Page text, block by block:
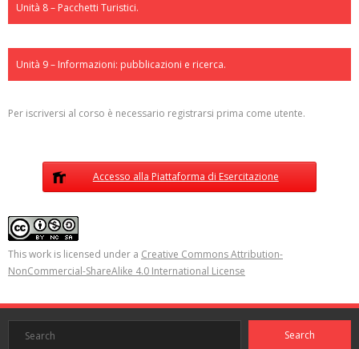
Unità 8 – Pacchetti Turistici.
Unità 9 – Informazioni: pubblicazioni e ricerca.
Per iscriversi al corso è necessario registrarsi prima come utente.
Accesso alla Piattaforma di Esercitazione
This work is licensed under a Creative Commons Attribution-
NonCommercial-ShareAlike 4.0 International License